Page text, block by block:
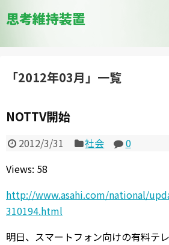
思考維持装置
「2012年03月」 一覧
NOTTV開始
2012/3/31 社会
0
Views: 58
http://www.asahi.com/national/
310194.html
明日、スマートフォン向けの有料テ